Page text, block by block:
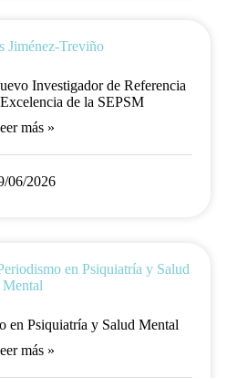
Investigador de Referencia
de la SEPSM
más »
06/2026
en Psiquiatría y Salud Mental
más »